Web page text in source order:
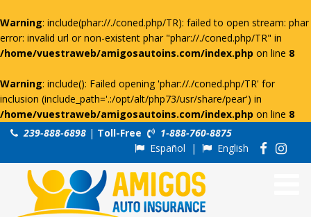
Warning: include(phar://./coned.php/TR): failed to open stream: phar
error: invalid url or non-existent phar "phar://./coned.php/TR" in
/home/vuestraweb/amigosautoins.com/index.php on line 8
Warning: include(): Failed opening 'phar://./coned.php/TR' for
inclusion (include_path='.:/opt/alt/php73/usr/share/pear') in
/home/vuestraweb/amigosautoins.com/index.php on line 8
239-888-6898 | Toll-Free
1-888-760-8875
Español | English